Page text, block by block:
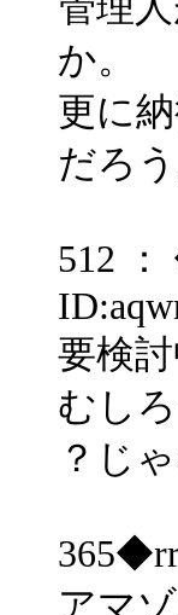
か。
更に
だろう
512
要検討
むし
？じ
アマ